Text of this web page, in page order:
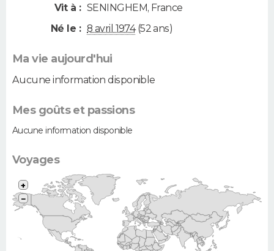
Vit à : SENINGHEM, France
Né le : 8 avril 1974(52 ans)
Ma vie aujourd'hui
Aucune information disponible
Mes goûts et passions
Aucune information disponible
Voyages
+
−